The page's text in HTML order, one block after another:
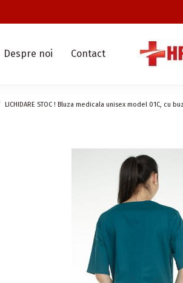
Despre noi Contact
LICHIDARE STOC ! Bluza medicala unisex model 01C, cu